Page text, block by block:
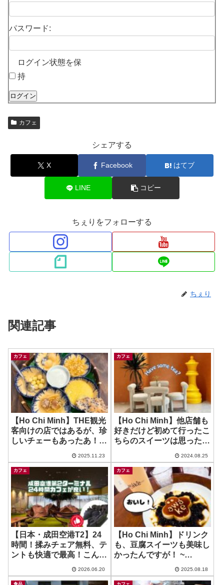
パスワード:
ログイン状態を保
持
ログイン
カフェ
シェアする
X Facebook はてブ
LINE コピー
ちぇりをフォローする
ちぇり
関連記事
カフェ
【Ho Chi Minh】THE観光
客向けの店ではあるが、珍
しいチェーもあったあ！ ~
2025.11.23
カフェ
【Ho Chi Minh】他店舗も
好きだけど初めて行ったこ
ちらのスイーツは思った以
みたよ！ ~ The Dreamers
Desert and Bar
2024.08.25
カフェ
【日本・成田空港T2】24
時間！揉みチェア無料、テ
ントも快適で最高！こんな
~エアポートカフェ
2026.06.20
カフェ
【Ho Chi Minh】ドリンク
も、豆腐スイーツも美味し
かったんですが！ ~
Desert
2025.08.18